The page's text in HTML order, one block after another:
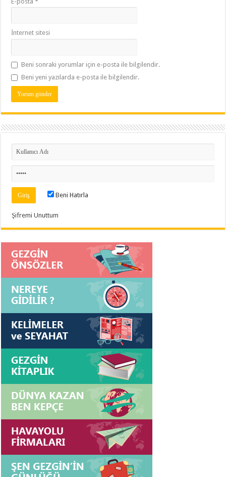
İnternet sitesi
Beni sonraki yorumlar için e-posta ile bilgilendir.
Beni yeni yazılarda e-posta ile bilgilendir.
Beni Hatırla
Şifremi Unuttum